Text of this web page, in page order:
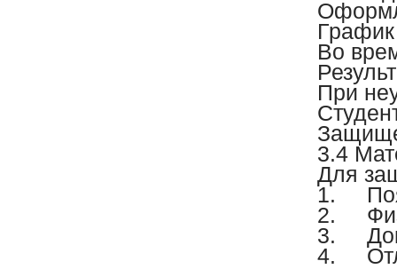
Во
При
3.4
Для
1.
2.
3.
4.